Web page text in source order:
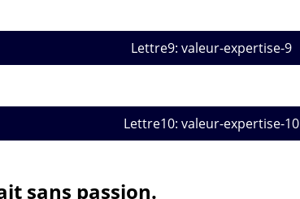
Lettre9: valeur-expertise-9
Lettre10: valeur-expertise-10
sans passion.